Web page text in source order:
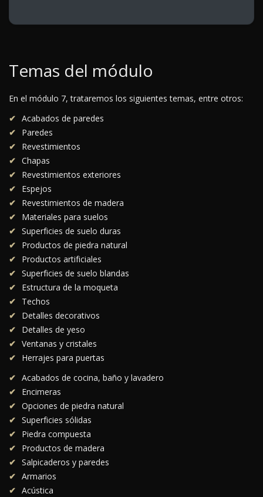
Temas del módulo
En el módulo 7, trataremos los siguientes temas, entre otros:
Acabados de paredes
Paredes
Revestimientos
Chapas
Revestimientos exteriores
Espejos
Revestimientos de madera
Materiales para suelos
Superficies de suelo duras
Productos de piedra natural
Productos artificiales
Superficies de suelo blandas
Estructura de la moqueta
Techos
Detalles decorativos
Detalles de yeso
Ventanas y cristales
Herrajes para puertas
Acabados de cocina, baño y lavadero
Encimeras
Opciones de piedra natural
Superficies sólidas
Piedra compuesta
Productos de madera
Salpicaderos y paredes
Armarios
Acústica